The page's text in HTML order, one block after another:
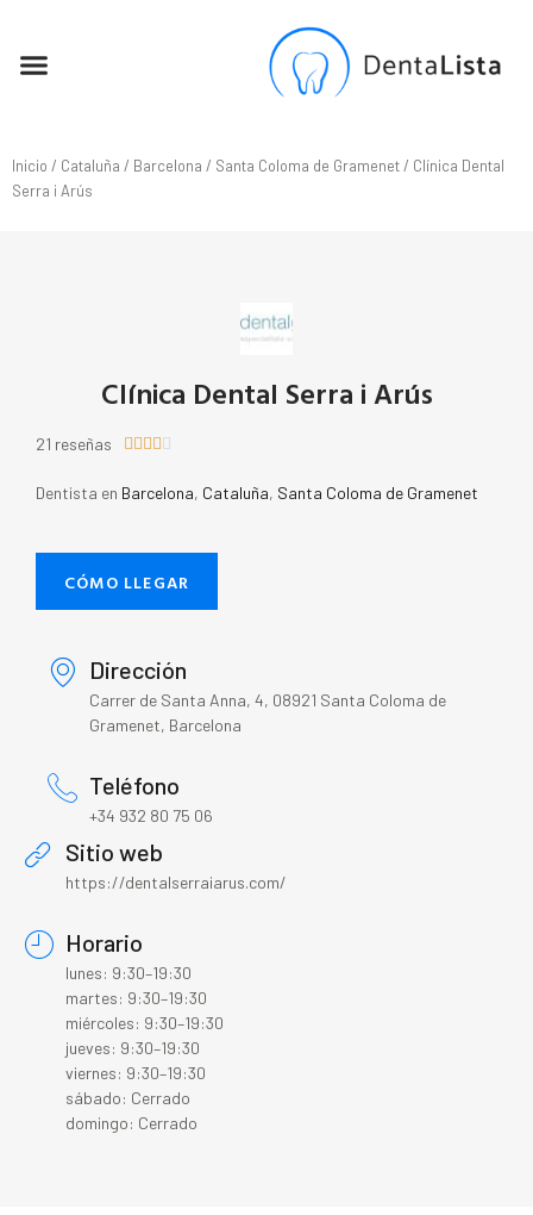
Inicio / Cataluña / Barcelona / Santa Coloma de Gramenet/ Clínica Dental
Serra i Arús
Clínica Dental Serra i Arús
21 reseñas     
Dentista en Barcelona, Cataluña, Santa Coloma de Gramenet
CÓMO LLEGAR
Dirección
Carrer de Santa Anna, 4, 08921 Santa Coloma de
Gramenet, Barcelona
Teléfono
+34 932 80 75 06
Sitio web
https://dentalserraiarus.com/
Horario
lunes: 9:30–19:30
martes: 9:30–19:30
miércoles: 9:30–19:30
jueves: 9:30–19:30
viernes: 9:30–19:30
sábado: Cerrado
domingo: Cerrado